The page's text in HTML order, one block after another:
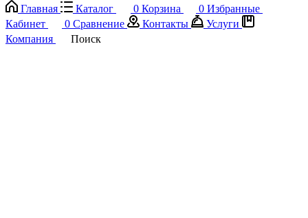
Главная
Каталог 0 Корзина 0 Избранные
Кабинет
0 Сравнение Контакты
Услуги
Компания
Поиск